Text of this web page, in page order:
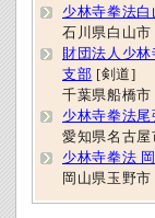
少林寺拳法
石川県白山市
財団法人少
支部 [剣道]
千葉県船橋市
少林寺拳法
愛知県名古屋
少林寺拳法
岡山県玉野市